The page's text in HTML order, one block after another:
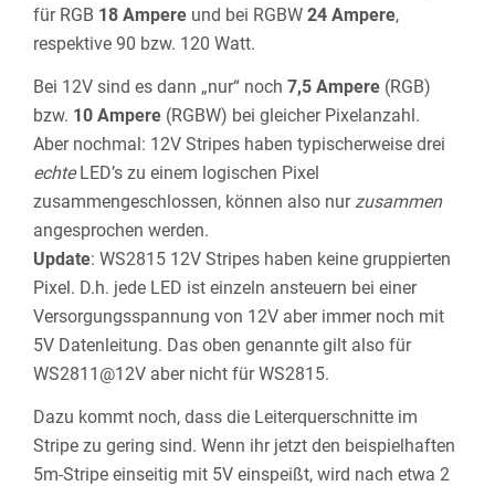
für RGB 18 Ampere und bei RGBW 24 Ampere,
respektive 90 bzw. 120 Watt.
Bei 12V sind es dann „nur“ noch 7,5 Ampere (RGB)
bzw. 10 Ampere (RGBW) bei gleicher Pixelanzahl.
Aber nochmal: 12V Stripes haben typischerweise drei
echteLED’s zu einem logischen Pixel
zusammengeschlossen, können also nur zusammen
angesprochen werden.
Update: WS2815 12V Stripes haben keine gruppierten
Pixel. D.h. jede LED ist einzeln ansteuern bei einer
Versorgungsspannung von 12V aber immer noch mit
5V Datenleitung. Das oben genannte gilt also für
WS2811@12V aber nicht für WS2815.
Dazu kommt noch, dass die Leiterquerschnitte im
Stripe zu gering sind. Wenn ihr jetzt den beispielhaften
5m-Stripe einseitig mit 5V einspeißt, wird nach etwa 2